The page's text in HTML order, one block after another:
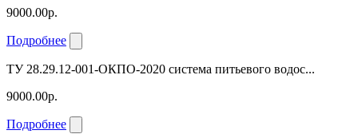
9000.00р.
Подробнее
ТУ 28.29.12-001-ОКПО-2020 система питьевого водос...
9000.00р.
Подробнее